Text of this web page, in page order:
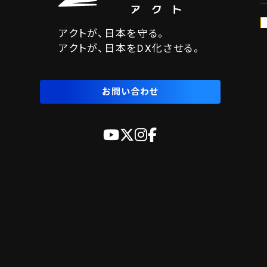
アクトが、日本を守る。
アクトが、日本をDX化させる。
お問い合わせ